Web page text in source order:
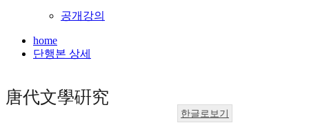
공개강의
home
단행본 상세
唐代文學硏究
한글로보기